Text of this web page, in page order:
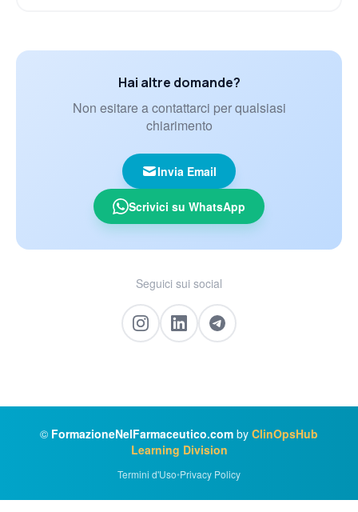
Hai altre domande?
Non esitare a contattarci per qualsiasi
chiarimento
Invia Email
Scrivici su WhatsApp
Seguici sui social
© FormazioneNelFarmaceutico.com by ClinOpsHub
Learning Division
Termini d'Uso•Privacy Policy